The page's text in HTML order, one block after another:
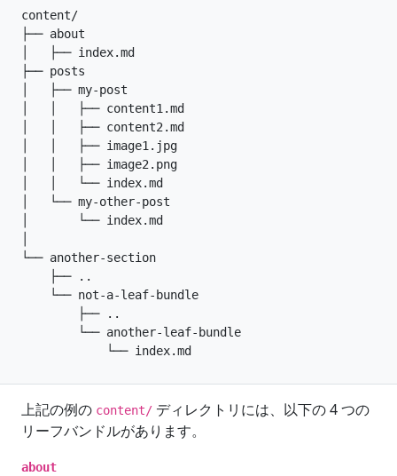
上記の例の content/ ディレクトリには、以下の 4 つの
リーフバンドルがあります。
about